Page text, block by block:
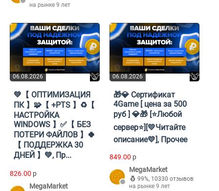
на рынке 9 лет
06.08.2026
💚【 ОПТИМИЗАЦИЯ
ПК 】🧩【 +PTS 】♻️【
НАСТРОЙКА
WINDOWS 】✅【 БЕЗ
ПОТЕРИ ФАЙЛОВ 】🍀
【 ПОДДЕРЖКА 30
ДНЕЙ 】💚, Пр...
826.00 p
MegaMarket
06.08.2026
🎁💎 Сертификат
4Game [ цена за 500
руб ] 💎🎁 [⭐Любой
сервер⭐][💛Читайте
описание💛], Прочее
849.00 p
MegaMarket
99%, 10330 отзывов
на рынке 9 лет